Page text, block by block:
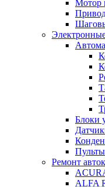
Мотор
Блоки
Пульты
Ремонт
ALFA